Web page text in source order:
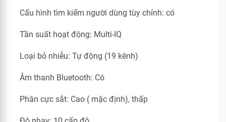
Cấu hình tìm kiếm người dùng tùy chỉnh: có
Tần suất hoạt động: Multi-IQ
Loại bỏ nhiễu: Tự động (19 kênh)
Âm thanh Bluetooth: Có
Phân cực sắt: Cao ( mặc định), thấp